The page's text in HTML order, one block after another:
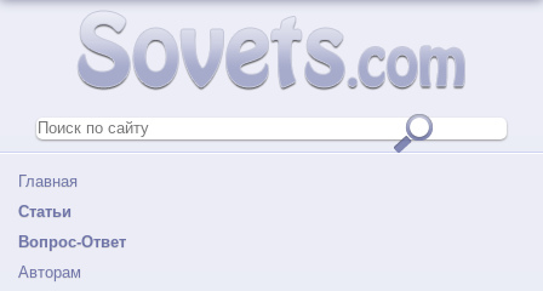
Главная
Статьи
Вопрос-Ответ
Авторам